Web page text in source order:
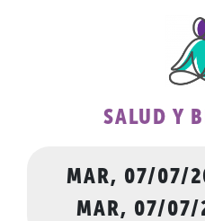
SALUD Y
MAR, 07/07/
MAR, 07/